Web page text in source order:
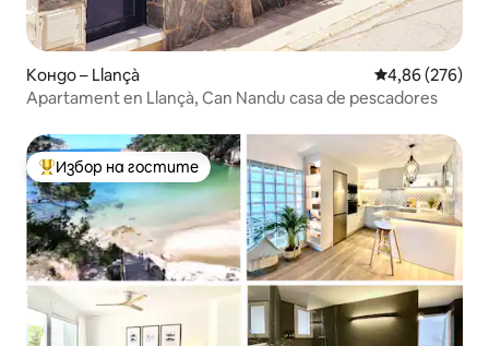
Кондо – Llançà Средна
4,86 (276)
Apartament en Llançà, Can Nandu casa de pescadores
Най-популярен избор на гостите
Избор на гостите